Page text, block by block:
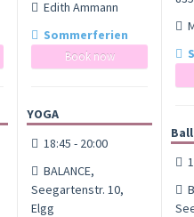
Edith Ammann
Sommerferien
Book now
YOGA
18:45 - 20:00
BALANCE,
Seegartenstr. 10,
Elgg